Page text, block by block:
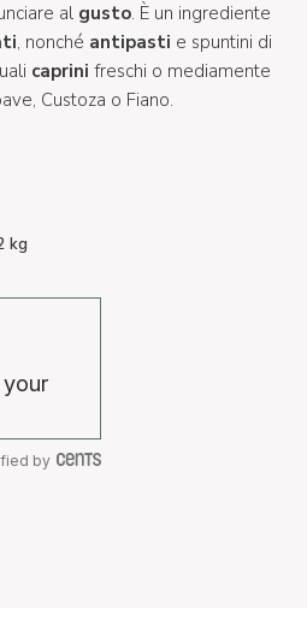
al gusto. È un ingrediente
, nonché antipasti e spuntini di
caprini freschi o mediamente
Custoza o Fiano.
kg
by